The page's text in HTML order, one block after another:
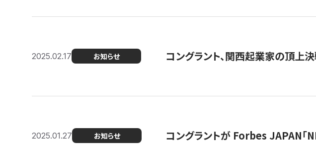
2025.02.17 お知らせ コングラント、関西起業家の頂
2025.01.27 お知らせ コングラントが Forbes JAPAN「